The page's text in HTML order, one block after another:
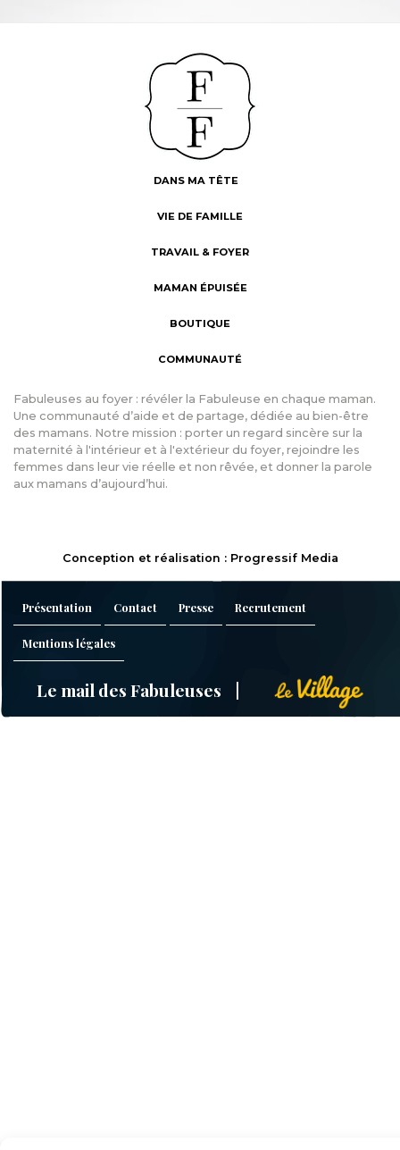
DANS MA TÊTE
VIE DE FAMILLE
TRAVAIL & FOYER
MAMAN ÉPUISÉE
BOUTIQUE
COMMUNAUTÉ
Fabuleuses au foyer : révéler la Fabuleuse en chaque maman.
Une communauté d’aide et de partage, dédiée au bien-être
des mamans. Notre mission : porter un regard sincère sur la
maternité à l'intérieur et à l'extérieur du foyer, rejoindre les
femmes dans leur vie réelle et non rêvée, et donner la parole
aux mamans d’aujourd’hui.
Conception et réalisation : Progressif Media
Présentation Contact Presse Recrutement
Mentions légales
Le mail des Fabuleuses